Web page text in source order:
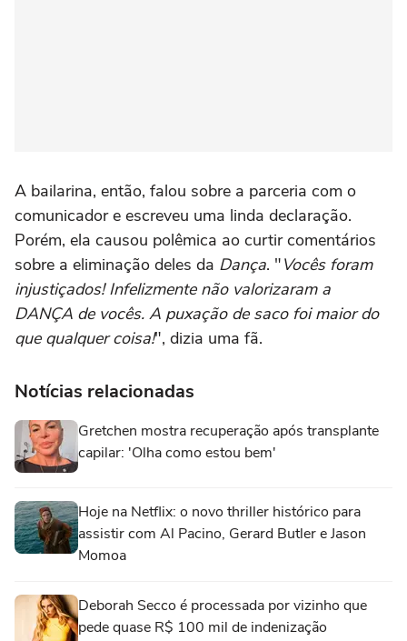
A bailarina, então, falou sobre a parceria com o
comunicador e escreveu uma linda declaração.
Porém, ela causou polêmica ao curtir comentários
sobre a eliminação deles da Dança. "Vocês foram
injustiçados! Infelizmente não valorizaram a
DANÇA de vocês. A puxação de saco foi maior do
que qualquer coisa!", dizia uma fã.
Notícias relacionadas
Gretchen mostra recuperação após transplante
capilar: 'Olha como estou bem'
Hoje na Netflix: o novo thriller histórico para
assistir com Al Pacino, Gerard Butler e Jason
Momoa
Deborah Secco é processada por vizinho que
pede quase R$ 100 mil de indenização